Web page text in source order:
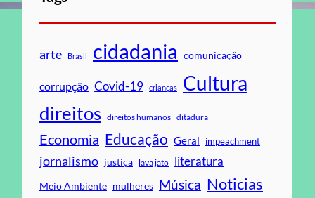
arte Brasil cidadania comunicação
corrupção Covid-19 crianças Cultura
direitos direitos humanos ditadura
Economia Educação Geral impeachment
jornalismo justiça lava jato literatura
Meio Ambiente mulheres Música Noticias